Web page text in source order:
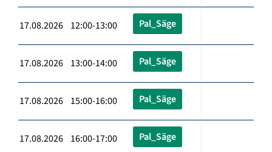
17.08.2026 12:00-13:00 Pal_Säge
17.08.2026 13:00-14:00 Pal_Säge
17.08.2026 15:00-16:00 Pal_Säge
17.08.2026 16:00-17:00 Pal_Säge